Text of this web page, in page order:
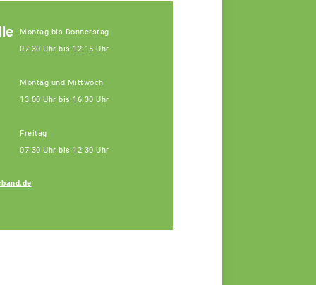
Montag bis Donnerstag
07:30 Uhr bis 12:15 Uhr
Montag und Mittwoch
13.00 Uhr bis 16.30 Uhr
Freitag
07.30 Uhr bis 12:30 Uhr